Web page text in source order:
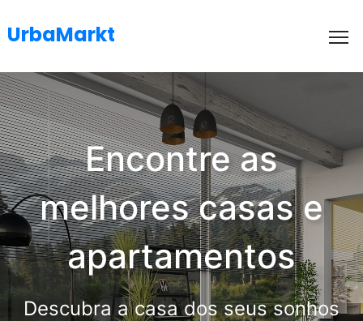
UrbaMarkt
Encontre as
melhores casas e
apartamentos
Descubra a casa dos seus sonhos